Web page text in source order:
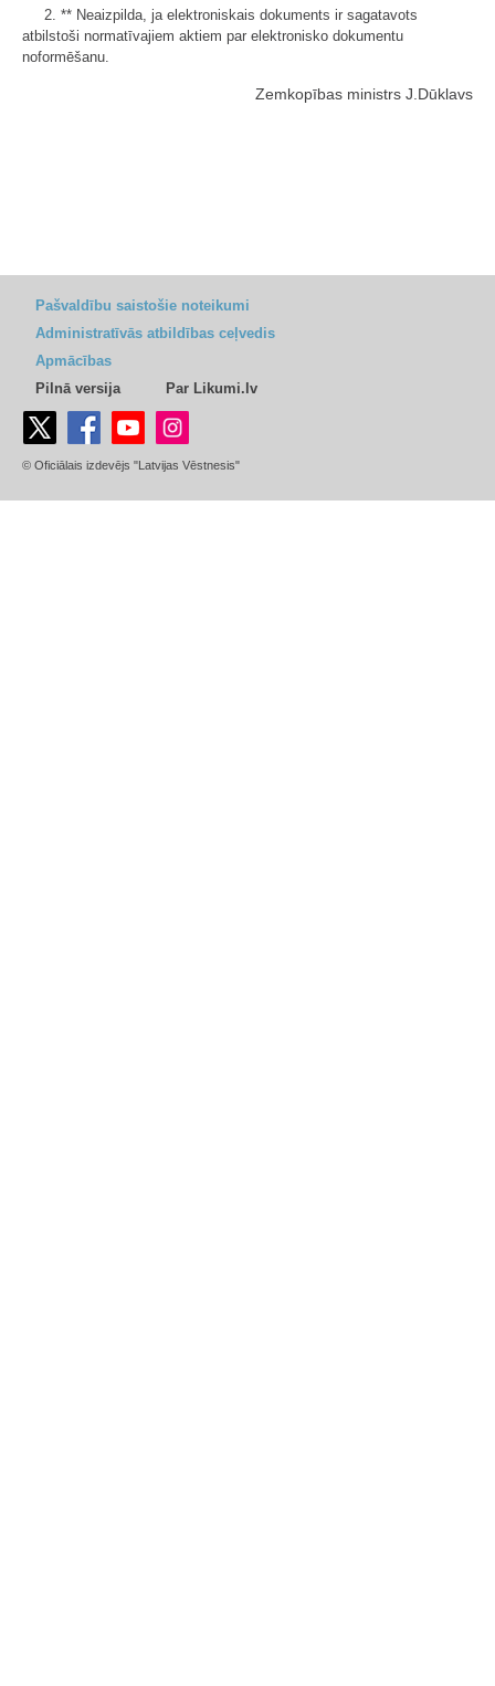
2. ** Neaizpilda, ja elektroniskais dokuments ir sagatavots
atbilstoši normatīvajiem aktiem par elektronisko dokumentu
noformēšanu.
Zemkopības ministrs J.Dūklavs
Pašvaldību saistošie noteikumi
Administratīvās atbildības ceļvedis
Apmācības
Pilnā versija
Par Likumi.lv
© Oficiālais izdevējs "Latvijas Vēstnesis"